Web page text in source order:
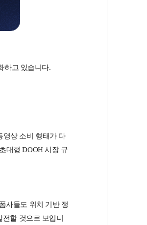
하고 있습니다.
영상 소비 형태가 다
대형 DOOH 시장 규
사들도 위치 기반 정
할 것으로 보입니